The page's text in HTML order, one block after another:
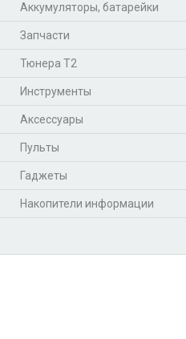
Аккумуляторы, батарейки
Запчасти
Тюнера T2
Инструменты
Аксессуары
Пульты
Гаджеты
Накопители информации